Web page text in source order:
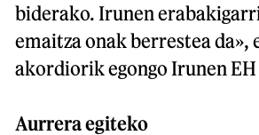
biderako. Irunen
emaitza onak berrestea da»,
akordiorik egongo Irunen EH
Aurrera egiteko